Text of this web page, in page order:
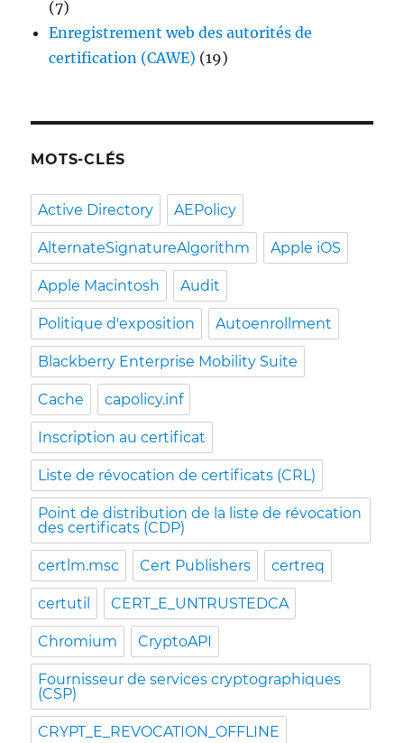
(7)
Enregistrement web des autorités de
certification (CAWE) (19)
MOTS-CLÉS
Active Directory AEPolicy
AlternateSignatureAlgorithm Apple iOS
Apple Macintosh Audit
Politique d'exposition Autoenrollment
Blackberry Enterprise Mobility Suite
Cache capolicy.inf
Inscription au certificat
Liste de révocation de certificats (CRL)
Point de distribution de la liste de révocation
des certificats (CDP)
certlm.msc Cert Publishers certreq
certutil CERT_E_UNTRUSTEDCA
Chromium CryptoAPI
Fournisseur de services cryptographiques
(CSP)
CRYPT_E_REVOCATION_OFFLINE